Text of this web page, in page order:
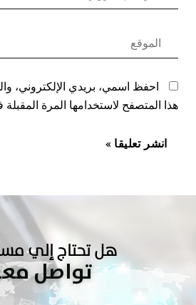
احفظ اسمي، بريدي الإلكتروني،
هذا المتصفح لاستخدامها المرة
هل تحتاج إلي
تواصل